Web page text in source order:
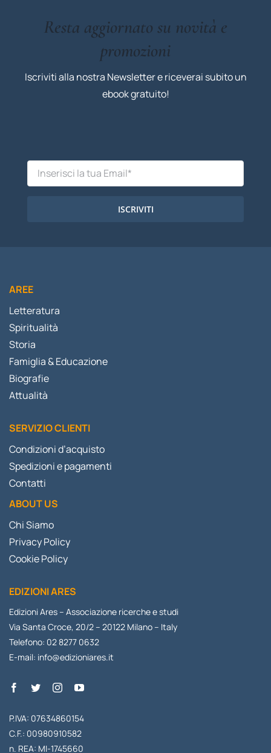
Resta aggiornato su novità e
promozioni
Iscriviti alla nostra Newsletter e riceverai subito un
ebook gratuito!
ISCRIVITI
AREE
Letteratura
Spiritualità
Storia
Famiglia & Educazione
Biografie
Attualità
SERVIZIO CLIENTI
Condizioni d’acquisto
Spedizioni e pagamenti
Contatti
ABOUT US
Chi Siamo
Privacy Policy
Cookie Policy
EDIZIONI ARES
Edizioni Ares – Associazione ricerche e studi
Via Santa Croce, 20/2 – 20122 Milano – Italy
Telefono: 02 8277 0632
E-mail: info@edizioniares.it
P.IVA: 07634860154
C.F.: 00980910582
n. REA: MI-1745660